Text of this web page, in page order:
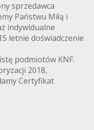
sprzedawca
Państwu Miłą i
indywidualne
letnie doświadczenie
podmiotów KNF.
2018,
Certyfikat